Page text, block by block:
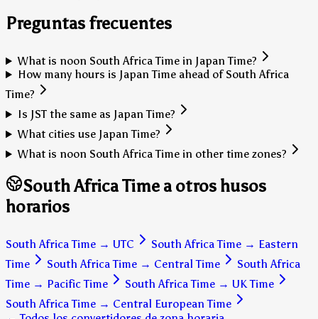
Preguntas frecuentes
What is noon South Africa Time in Japan Time?
How many hours is Japan Time ahead of South Africa
Time?
Is JST the same as Japan Time?
What cities use Japan Time?
What is noon South Africa Time in other time zones?
South Africa Time a otros husos
horarios
South Africa Time → UTC South Africa Time → Eastern
Time
South Africa Time → Central Time
South Africa
Time → Pacific Time South Africa Time → UK Time
South Africa Time → Central European Time